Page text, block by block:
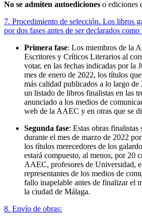
No se admiten autoediciones o ediciones
7. Procedimiento de selección. Los libros
por dos fases antes de ser declarados como
Primera fase: Los miembros de la
Escritores y Críticos Literarios al
votar, en las fechas indicadas por la
mes de enero de 2022, los títulos
más calidad publicados a lo largo
un listado de libros finalistas en las
anunciado a los medios de
web de la AAEC y en otras que se
Segunda fase: Estas obras finalistas
durante el mes de marzo de 2022
los títulos merecedores de los
estará compuesto, al menos, por 20
AAEC, profesores de Universidad,
representantes de los medios de
fallo inapelable antes de finalizar el
la ciudad de Málaga.
8. Envío de obras: